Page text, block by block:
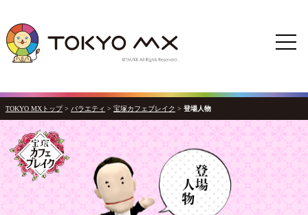
TOKYO MXトップ > バラエティ > 宝塚カフェブレイク > 登場人物